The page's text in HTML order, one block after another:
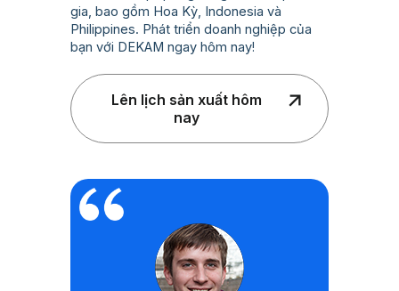
gia, bao gồm Hoa Kỳ, Indonesia và
Philippines. Phát triển doanh nghiệp của
bạn với DEKAM ngay hôm nay!
Lên lịch sản xuất hôm
nay